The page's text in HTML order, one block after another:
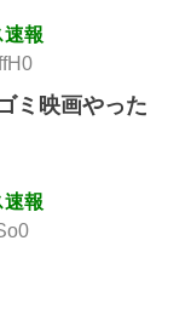
報
ミ映画やった
報